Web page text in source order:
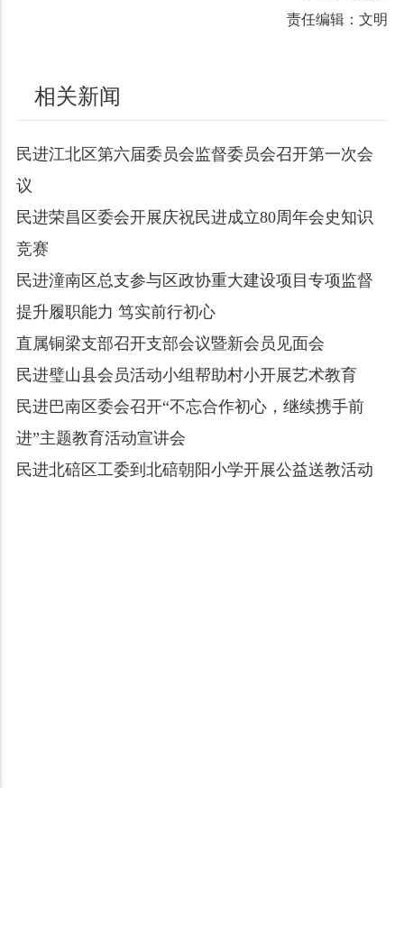
责任编辑：文明
相关新闻
民进江北区第六届委员会监督委员会召开第一次会
议
民进荣昌区委会开展庆祝民进成立80周年会史知识
竞赛
民进潼南区总支参与区政协重大建设项目专项监督
提升履职能力 笃实前行初心
直属铜梁支部召开支部会议暨新会员见面会
民进璧山县会员活动小组帮助村小开展艺术教育
民进巴南区委会召开“不忘合作初心，继续携手前
进”主题教育活动宣讲会
民进北碚区工委到北碚朝阳小学开展公益送教活动